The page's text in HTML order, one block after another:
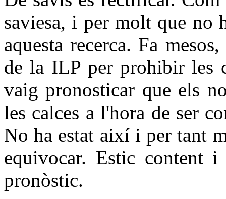
saviesa, i per molt que no
aquesta recerca. Fa
de la ILP per prohibir les
vaig pronosticar que els
les calces a l'hora de ser
No ha estat així i per tant
equivocar. Estic content
pronòstic.